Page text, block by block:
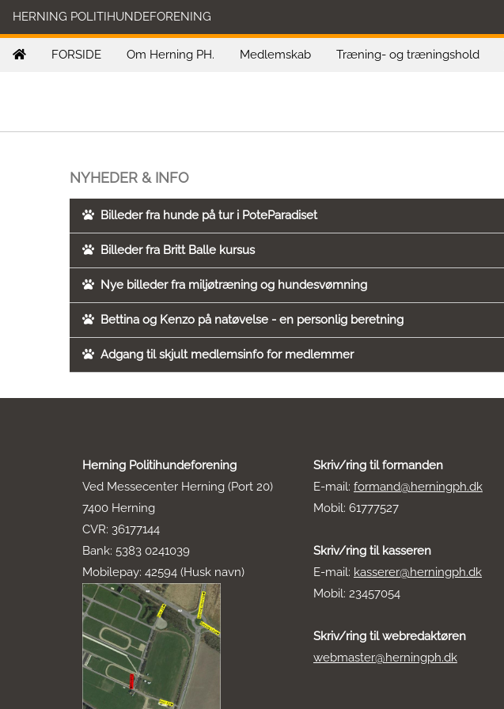
HERNING POLITIHUNDEFORENING
FORSIDE Om Herning PH. Medlemskab Træning- og træningshold
NYHEDER & INFO
Billeder fra hunde på tur i PoteParadiset
Billeder fra Britt Balle kursus
Nye billeder fra miljøtræning og hundesvømning
Bettina og Kenzo på natøvelse - en personlig beretning
Adgang til skjult medlemsinfo for medlemmer
Herning Politihundeforening
Ved Messecenter Herning (Port 20)
7400 Herning
CVR: 36177144
Bank: 5383 0241039
Mobilepay: 42594 (Husk navn)
Skriv/ring til formanden
E-mail: formand@herningph.dk
Mobil: 61777527
Skriv/ring til kasseren
E-mail: kasserer@herningph.dk
Mobil: 23457054
Skriv/ring til webredaktøren
webmaster@herningph.dk